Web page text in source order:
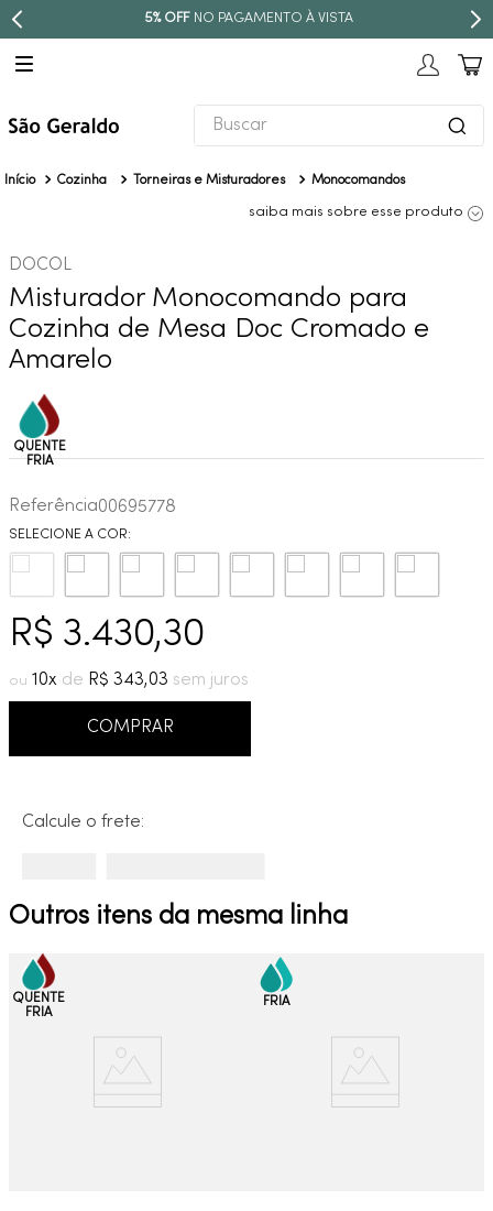
5% OFF NO PAGAMENTO À VISTA
Buscar
Cozinha Torneiras e Misturadores Monocomandos
saiba mais sobre esse produto
DOCOL
Misturador Monocomando para
Cozinha de Mesa Doc Cromado e
Amarelo
Referência00695778
R$ 3.430,30
10 R$ 343,03
COMPRAR
Calcule o frete:
Outros itens da mesma linha
TERMOS MAIS BUSCADOS
torneira
4º
atlas
5º
red gold
6º
7º
9º
cobre escovado
10º grafite escovado